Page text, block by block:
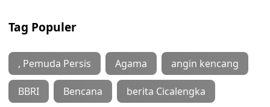
Tag Populer
, Pemuda Persis Agama angin kencang
BBRI Bencana berita Cicalengka